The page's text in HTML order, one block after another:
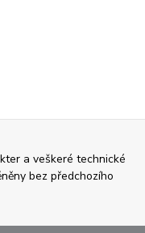
a veškeré technické
bez předchozího